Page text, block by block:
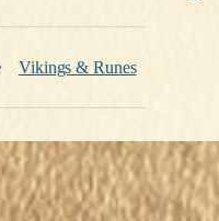
Vikings & Runes